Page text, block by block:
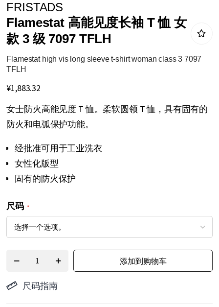
转
到
图
像
库
的
开
头
FRISTADS
Flamestat 高能见度长袖 T 恤 女
款 3 级 7097 TFLH
Flamestat high vis long sleeve t-shirt woman class 3 7097
TFLH
¥1,883.32
女士防火高能见度 T 恤。柔软圆领 T 恤，具有固有的
防火和电弧保护功能。
经批准可用于工业洗衣
女性化版型
固有的防火保护
尺码
添加到购物车
尺码指南